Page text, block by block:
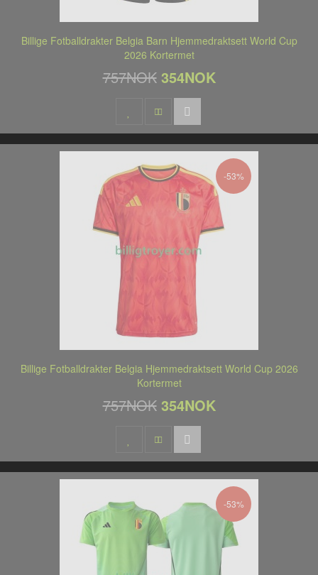
Billige Fotballdrakter Belgia Barn Hjemmedraktsett World Cup
2026 Kortermet
757NOK 354NOK
-53%
Billige Fotballdrakter Belgia Hjemmedraktsett World Cup 2026
Kortermet
757NOK 354NOK
-53%